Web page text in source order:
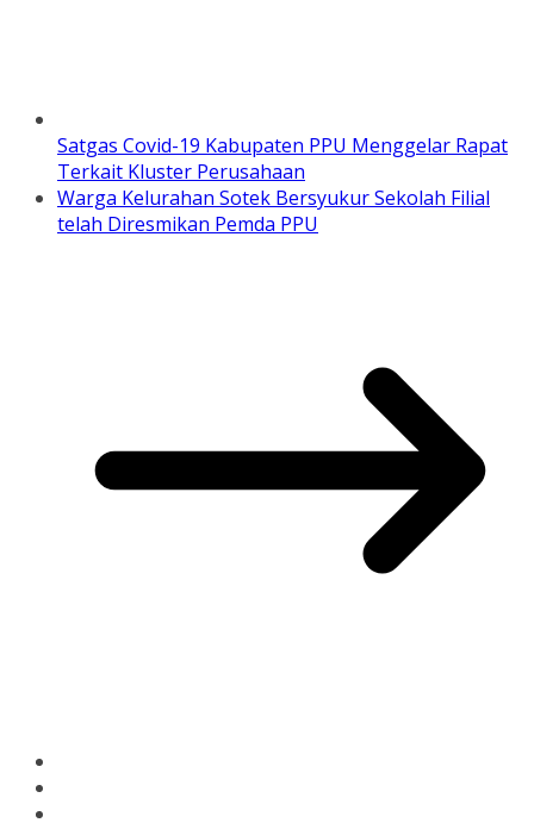
Satgas Covid-19 Kabupaten PPU Menggelar Rapat
Terkait Kluster Perusahaan
Warga Kelurahan Sotek Bersyukur Sekolah Filial
telah Diresmikan Pemda PPU